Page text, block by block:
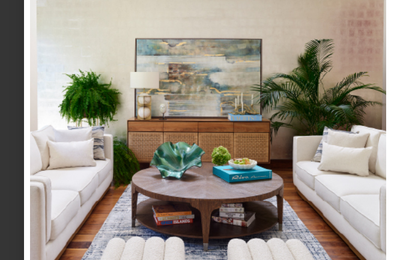
lo más nuevo
1.
BIENVENIDA, ZASH: UNA
NUEVA MANERA DE VIVIR
LA MESA LLEGA A CASA
PALACIO.
mesa y cocina
august 05 2026